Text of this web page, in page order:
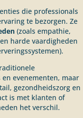
die professionals
te bezorgen. Ze
(zoals empathie,
harde vaardigheden
evenementen, maar
gezondheidszorg en
is met klanten of
het verschil.